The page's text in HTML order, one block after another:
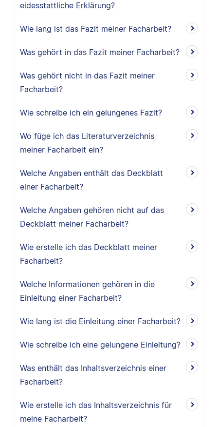
eidesstattliche Erklärung?
Wie lang ist das Fazit meiner Facharbeit?
Was gehört in das Fazit meiner Facharbeit?
Was gehört nicht in das Fazit meiner
Facharbeit?
Wie schreibe ich ein gelungenes Fazit?
Wo füge ich das Literaturverzeichnis
meiner Facharbeit ein?
Welche Angaben enthält das Deckblatt
einer Facharbeit?
Welche Angaben gehören nicht auf das
Deckblatt meiner Facharbeit?
Wie erstelle ich das Deckblatt meiner
Facharbeit?
Welche Informationen gehören in die
Einleitung einer Facharbeit?
Wie lang ist die Einleitung einer Facharbeit?
Wie schreibe ich eine gelungene Einleitung?
Was enthält das Inhaltsverzeichnis einer
Facharbeit?
Wie erstelle ich das Inhaltsverzeichnis für
meine Facharbeit?